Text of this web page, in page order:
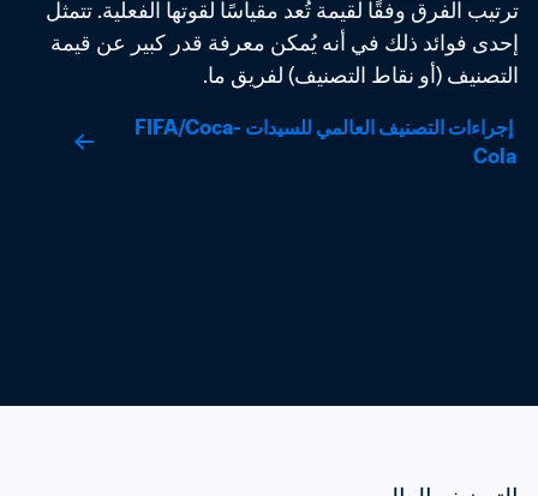
التصنيف (أو نقاط التصنيف) لفريق ما.
إجراءات التصنيف العالمي للسيدات FIFA/Coca-
Cola